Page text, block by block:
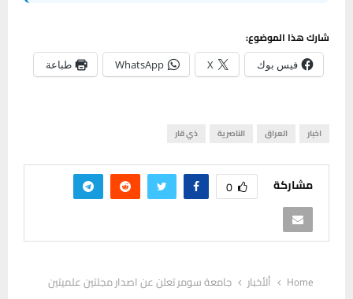
شارك هذا الموضوع:
فيس بوك X
WhatsApp طباعة
اخبار العراق الناصرية ذي قار
مشاركة 0
Home ألأخبار جامعة سومر تعلن عن اصدار مجلتين علميتين